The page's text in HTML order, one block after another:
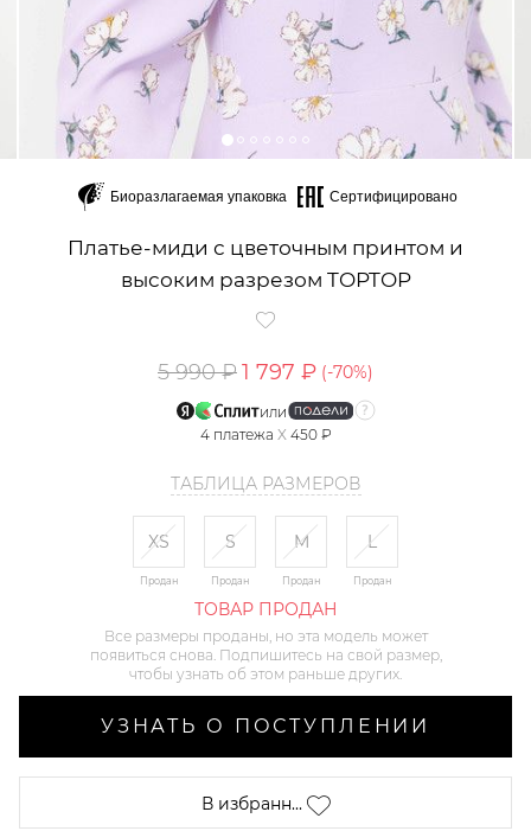
Биоразлагаемая упаковка Сертифицировано
Платье-миди с цветочным принтом и
высоким разрезом TOPTOP
5 990 ₽1 797 ₽ (-70%)
или
4 платежа X 450 ₽
ТАБЛИЦА РАЗМЕРОВ
XS
Продан
S
Продан
M
Продан
L
Продан
ТОВАР ПРОДАН
Все размеры проданы, но эта модель может
появиться снова. Подпишитесь на свой размер,
чтобы узнать об этом раньше других.
УЗНАТЬ О ПОСТУПЛЕНИИ
В избранн...